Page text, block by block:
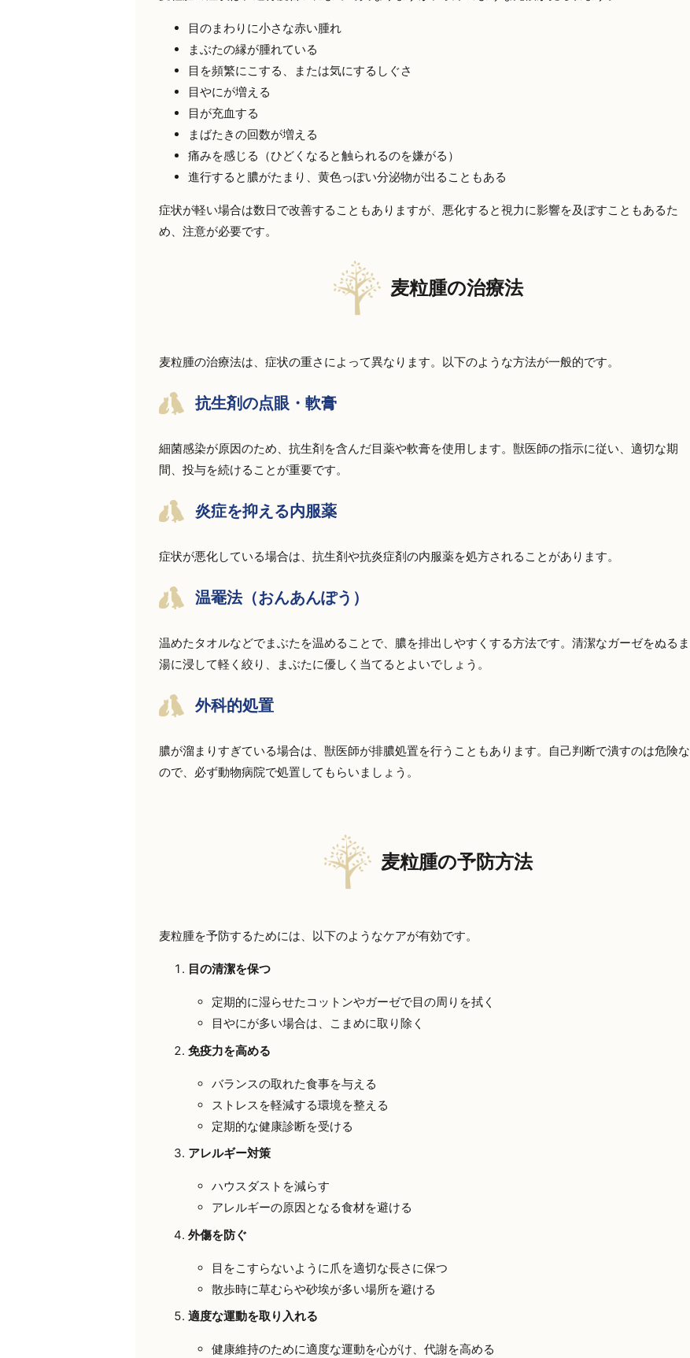
目のまわりに小さな赤い腫れ
まぶたの縁が腫れている
目を頻繁にこする、または気にするしぐさ
目やにが増える
目が充血する
まばたきの回数が増える
痛みを感じる（ひどくなると触られるのを嫌がる）
進行すると膿がたまり、黄色っぽい分泌物が出ることもある
症状が軽い場合は数日で改善することもありますが、悪化すると視力に影響を及ぼすこともあるた
め、注意が必要です。
麦粒腫の治療法
麦粒腫の治療法は、症状の重さによって異なります。以下のような方法が一般的です。
抗生剤の点眼・軟膏
細菌感染が原因のため、抗生剤を含んだ目薬や軟膏を使用します。獣医師の指示に従い、適切な期
間、投与を続けることが重要です。
炎症を抑える内服薬
症状が悪化している場合は、抗生剤や抗炎症剤の内服薬を処方されることがあります。
温罨法（おんあんぽう）
温めたタオルなどでまぶたを温めることで、膿を排出しやすくする方法です。清潔なガーゼをぬるま
湯に浸して軽く絞り、まぶたに優しく当てるとよいでしょう。
外科的処置
膿が溜まりすぎている場合は、獣医師が排膿処置を行うこともあります。自己判断で潰すのは危険な
ので、必ず動物病院で処置してもらいましょう。
麦粒腫の予防方法
麦粒腫を予防するためには、以下のようなケアが有効です。
目の清潔を保つ
定期的に湿らせたコットンやガーゼで目の周りを拭く
目やにが多い場合は、こまめに取り除く
免疫力を高める
バランスの取れた食事を与える
ストレスを軽減する環境を整える
定期的な健康診断を受ける
アレルギー対策
ハウスダストを減らす
アレルギーの原因となる食材を避ける
外傷を防ぐ
目をこすらないように爪を適切な長さに保つ
散歩時に草むらや砂埃が多い場所を避ける
適度な運動を取り入れる
健康維持のために適度な運動を心がけ、代謝を高める